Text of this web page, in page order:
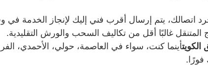
اتصالك، يتم إرسال أقرب فني إليك لإنجاز الخدمة
المتنقل غالبًا أقل من تكاليف السحب والورش التقليدية.
أينما كنت، سواء في العاصمة، حولي، الأحمدي،
فورًا.